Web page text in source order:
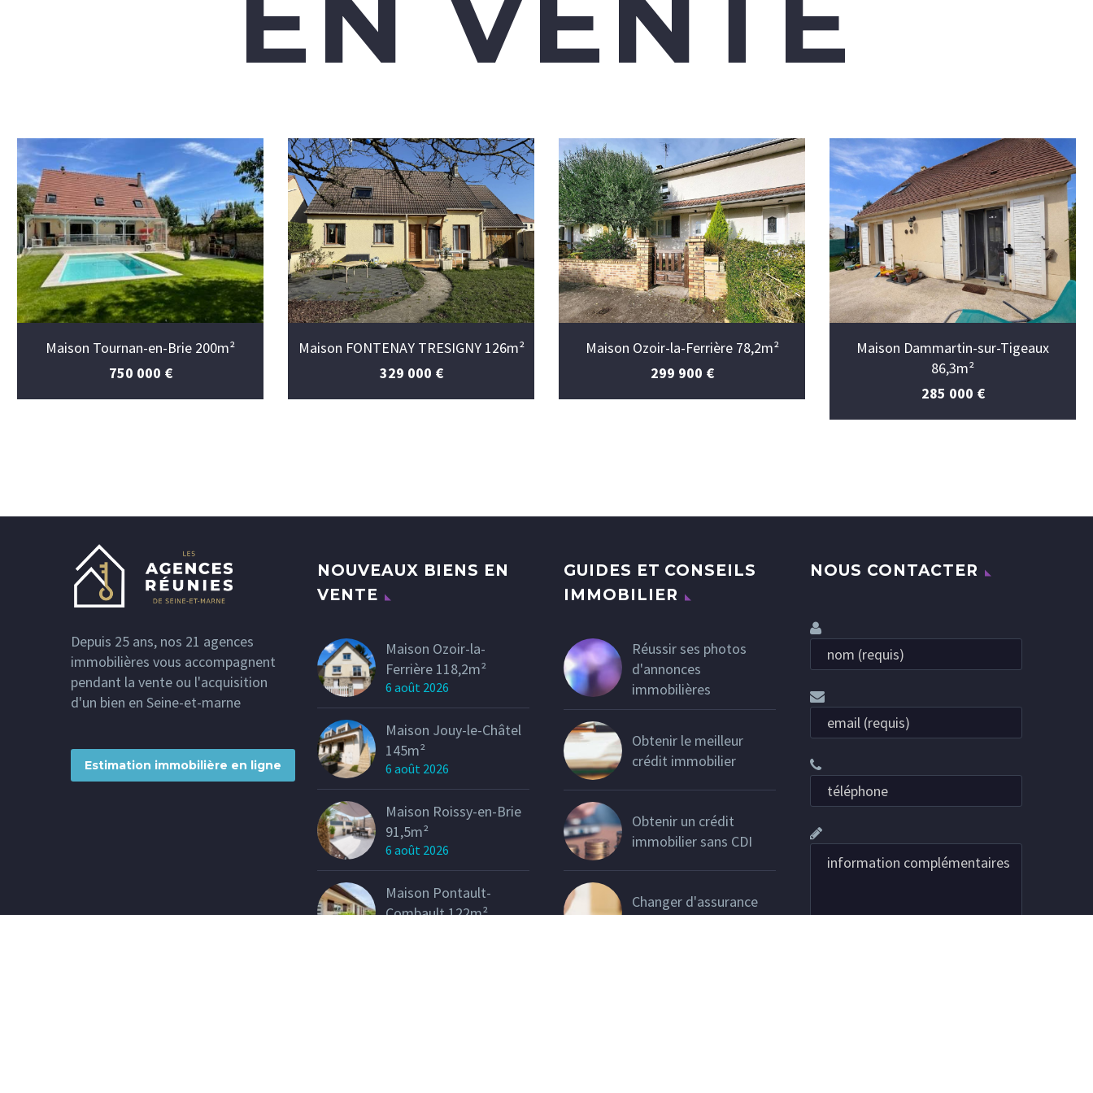
Maison Tournan-en-Brie 200m²
750 000 €
Maison FONTENAY TRESIGNY 126m²
329 000 €
Maison Ozoir-la-Ferrière 78,2m²
299 900 €
Maison Dammartin-sur-Tigeaux
86,3m²
285 000 €
Depuis 25 ans, nos 21 agences
immobilières vous accompagnent
pendant la vente ou l'acquisition
d'un bien en Seine-et-marne
Estimation immobilière en ligne
NOUVEAUX BIENS EN
VENTE
Maison Ozoir-la-
Ferrière 118,2m²
6 août 2026
Maison Jouy-le-Châtel
145m²
6 août 2026
Maison Roissy-en-Brie
91,5m²
6 août 2026
Maison Pontault-
Combault 122m²
GUIDES ET CONSEILS
IMMOBILIER
Réussir ses photos
d'annonces
immobilières
Obtenir le meilleur
crédit immobilier
Obtenir un crédit
immobilier sans CDI
Changer d'assurance
NOUS CONTACTER